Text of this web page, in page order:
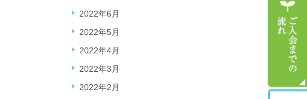
2022年6月
2022年5月
2022年4月
2022年3月
2022年2月